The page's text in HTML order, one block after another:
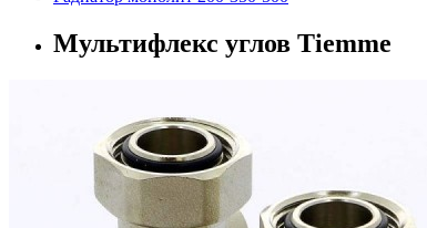
Мультифлекс углов Tiemme